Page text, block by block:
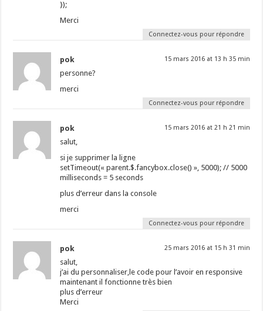
});
Merci
Connectez-vous pour répondre
pok 15 mars 2016 at 13 h 35 min
personne?
merci
Connectez-vous pour répondre
pok 15 mars 2016 at 21 h 21 min
salut,
si je supprimer la ligne
setTimeout(« parent.$.fancybox.close() », 5000); // 5000
milliseconds = 5 seconds
plus d’erreur dans la console
merci
Connectez-vous pour répondre
pok 25 mars 2016 at 15 h 31 min
salut,
j’ai du personnaliser,le code pour l’avoir en responsive
maintenant il fonctionne très bien
plus d’erreur
Merci